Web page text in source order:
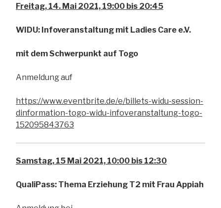
Freitag, 14. Mai 2021, 19:00 bis 20:45
WIDU: Infoveranstaltung mit Ladies Care e.V.
mit dem Schwerpunkt auf Togo
Anmeldung auf
https://www.eventbrite.de/e/billets-widu-session-
dinformation-togo-widu-infoveranstaltung-togo-
152095843763
Samstag, 15 Mai 2021, 10:00 bis 12:30
QualiPass: Thema Erziehung T2 mit Frau Appiah